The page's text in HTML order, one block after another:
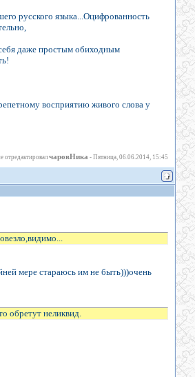
русского языка...Оцифрованность
даже простым обиходным
восприятию живого слова у
отредактировалчаровНика -Пятница, 06.06.2014, 15:45
мере стараюсь им не быть)))очень
обретут неликвид.